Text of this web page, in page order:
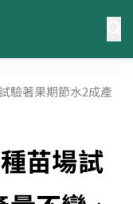
驗著果期節水2成產
苗場試